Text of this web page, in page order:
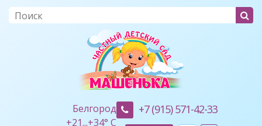
Белгород
+21...+34° C
+7 (915) 571-42-33